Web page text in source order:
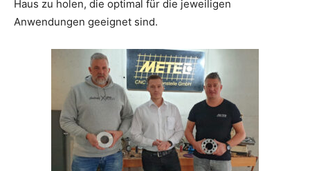
Haus zu holen, die optimal für die jeweiligen
Anwendungen geeignet sind.